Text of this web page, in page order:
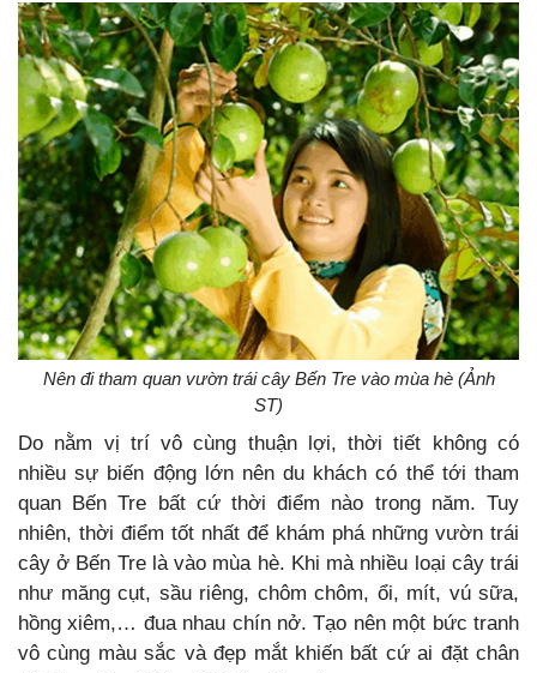
Nên đi tham quan vườn trái cây Bến Tre vào mùa hè (Ảnh
ST)
Do nằm vị trí vô cùng thuận lợi, thời tiết không có
nhiều sự biến động lớn nên du khách có thể tới tham
quan Bến Tre bất cứ thời điểm nào trong năm. Tuy
nhiên, thời điểm tốt nhất để khám phá những vườn trái
cây ở Bến Tre là vào mùa hè. Khi mà nhiều loại cây trái
như măng cụt, sầu riêng, chôm chôm, ổi, mít, vú sữa,
hồng xiêm,… đua nhau chín nở. Tạo nên một bức tranh
vô cùng màu sắc và đẹp mắt khiến bất cứ ai đặt chân